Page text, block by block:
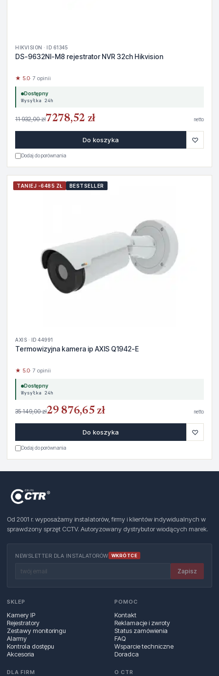
HIKVISION · ID 61345
DS-9632NI-M8 rejestrator NVR 32ch Hikvision
★ 5.0· 7 opinii
Dostępny
Wysyłka 24h
11 932,00 zł7278,52 zł netto
Do koszyka ♡
Dodaj do porównania
TANIEJ -6485 ZŁ BESTSELLER
AXIS · ID 44991
Termowizyjna kamera ip AXIS Q1942-E
★ 5.0· 7 opinii
Dostępny
Wysyłka 24h
35 149,00 zł29 876,65 zł netto
Do koszyka ♡
Dodaj do porównania
Od 2001 r. wyposażamy instalatorów, firmy i klientów indywidualnych w
sprawdzony sprzęt CCTV. Autoryzowany dystrybutor wiodących marek.
NEWSLETTER DLA INSTALATORÓW WKRÓTCE
Zapisz
SKLEP
Kamery IP
Rejestratory
Zestawy monitoringu
Alarmy
Kontrola dostępu
Akcesoria
POMOC
Kontakt
Reklamacje i zwroty
Status zamówienia
FAQ
Wsparcie techniczne
Doradca
DLA FIRM O CTR